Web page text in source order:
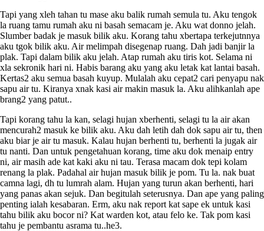
Tapi yang xleh tahan tu mase aku balik rumah semula tu. Aku tengok
la ruang tamu rumah aku ni basah semacam je. Aku wat donno jelah.
Slumber badak je masuk bilik aku. Korang tahu xbertapa terkejutnnya
aku tgok bilik aku. Air melimpah disegenap ruang. Dah jadi banjir la
plak. Tapi dalam bilik aku jelah. Atap rumah aku tiris kot. Selama ni
xla sekronik hari ni. Habis barang aku yang aku letak kat lantai basah.
Kertas2 aku semua basah kuyup. Mulalah aku cepat2 cari penyapu nak
sapu air tu. Kiranya xnak kasi air makin masuk la. Aku alihkanlah ape
brang2 yang patut..
Tapi korang tahu la kan, selagi hujan xberhenti, selagi tu la air akan
mencurah2 masuk ke bilik aku. Aku dah letih dah dok sapu air tu, then
aku biar je air tu masuk. Kalau hujan berhenti tu, berhenti la jugak air
tu nanti. Dan untuk pengetahuan korang, time aku dok menaip entry
ni, air masih ade kat kaki aku ni tau. Terasa macam dok tepi kolam
renang la plak. Padahal air hujan masuk bilik je pom. Tu la. nak buat
camna lagi, dh tu lumrah alam. Hujan yang turun akan berhenti, hari
yang panas akan sejuk. Dan begitulah seterusnya. Dan ape yang paling
penting ialah kesabaran. Erm, aku nak report kat sape ek untuk kasi
tahu bilik aku bocor ni? Kat warden kot, atau felo ke. Tak pom kasi
tahu je pembantu asrama tu..he3.